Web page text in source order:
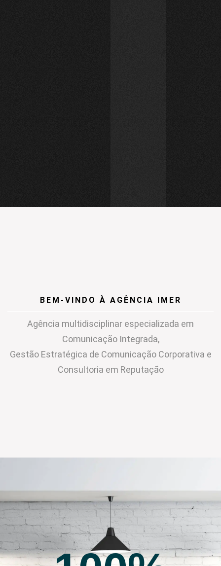
BEM-VINDO À AGÊNCIA IMER
Agência multidisciplinar especializada em
Comunicação Integrada,
Gestão Estratégica de Comunicação Corporativa e
Consultoria em Reputação